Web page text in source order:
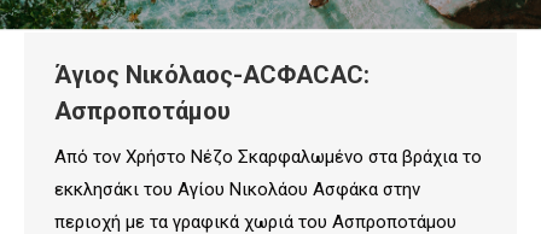
Άγιος Νικόλαος-ACΦΑCAC:
Ασπροποτάμου
Από τον Χρήστο Νέζο Σκαρφαλωμένο στα βράχια το
εκκλησάκι του Αγίου Νικολάου Ασφάκα στην
περιοχή με τα γραφικά χωριά του Ασπροποτάμου